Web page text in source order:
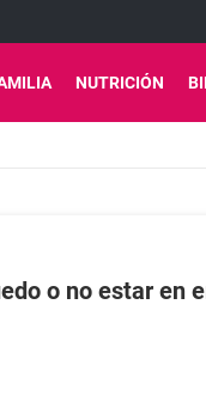
NUTRICIÓN
o no estar en